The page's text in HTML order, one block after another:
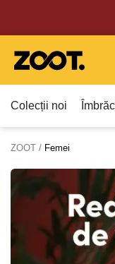
Colecții noi
ZOOT Femei